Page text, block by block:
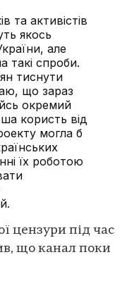
та активістів
якось
але
такі спроби.
тиснути
що зараз
окремий
користь від
могла б
їх роботою
цензури під час
що канал поки